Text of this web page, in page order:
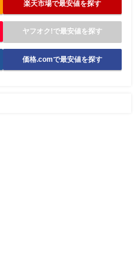
楽天市場で最安値を探す
ヤフオク!で最安値を探す
価格.comで最安値を探す